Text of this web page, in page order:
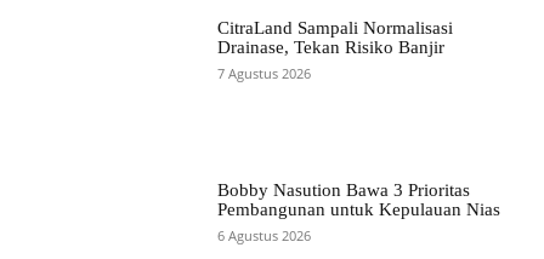
CitraLand Sampali Normalisasi
Drainase, Tekan Risiko Banjir
7 Agustus 2026
Bobby Nasution Bawa 3 Prioritas
Pembangunan untuk Kepulauan Nias
6 Agustus 2026